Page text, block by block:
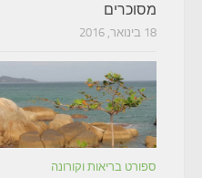
מסוכרים
18 בינואר, 2016
ספורט בריאות וקורונה